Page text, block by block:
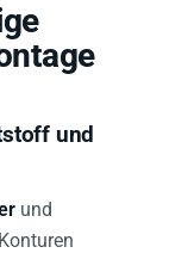
und
und